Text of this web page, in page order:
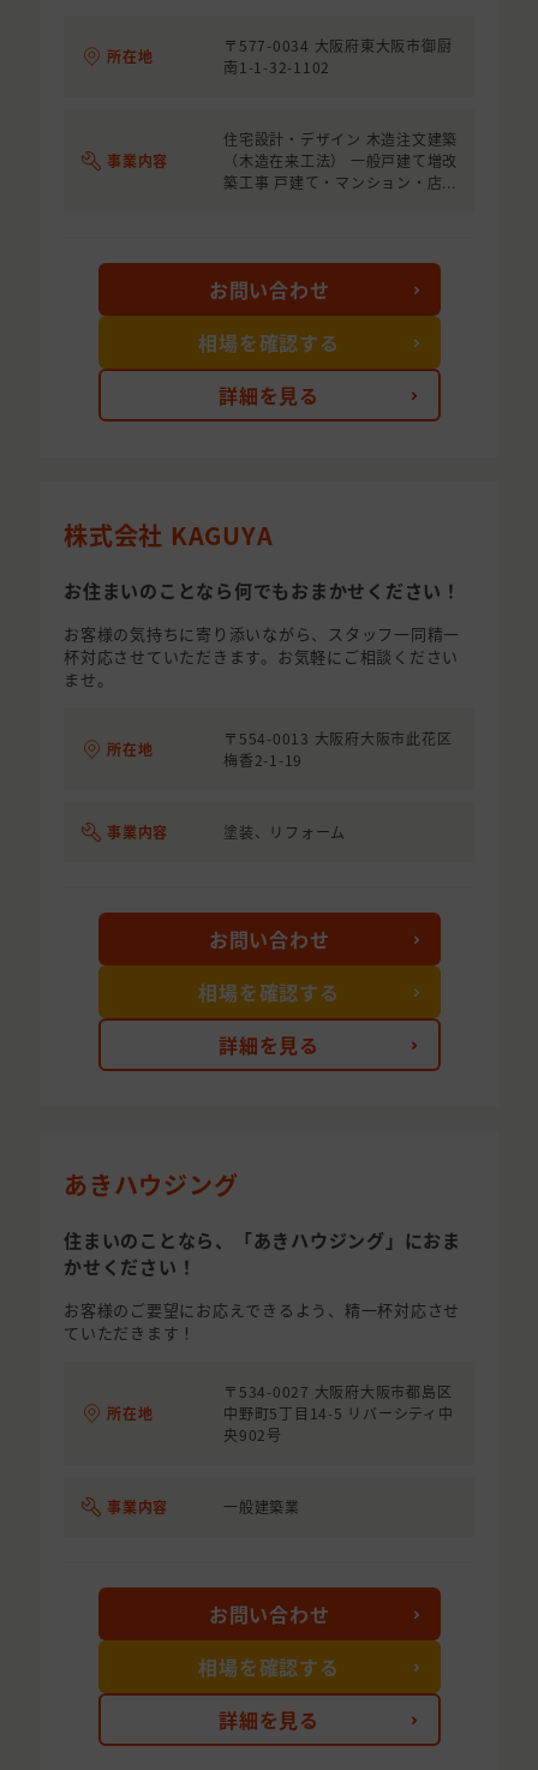
所在地
〒577-0034 大阪府東大阪市御厨
南1-1-32-1102
事業内容
住宅設計・デザイン 木造注文建築
（木造在来工法） 一般戸建て増改
築工事 戸建て・マンション・店...
詳細を見る
お問い合わせ
相場を確認する
株式会社 KAGUYA
お住まいのことなら何でもおまかせください！
お客様の気持ちに寄り添いながら、スタッフ一同精一
杯対応させていただきます。お気軽にご相談ください
ませ。
所在地
〒554-0013 大阪府大阪市此花区
梅香2-1-19
事業内容 塗装、リフォーム
詳細を見る
お問い合わせ
相場を確認する
あきハウジング
住まいのことなら、「あきハウジング」におま
かせください！
お客様のご要望にお応えできるよう、精一杯対応させ
ていただきます！
所在地
〒534-0027 大阪府大阪市都島区
中野町5丁目14-5 リバーシティ中
央902号
事業内容 一般建築業
詳細を見る
お問い合わせ
相場を確認する